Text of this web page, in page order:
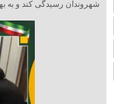
شهروندان رسیدگی کند و به